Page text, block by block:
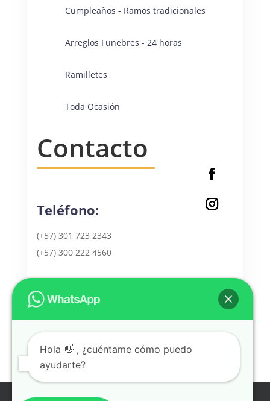
Cumpleaños - Ramos tradicionales
Arreglos Funebres - 24 horas
Ramilletes
Toda Ocasión
Contacto
Teléfono:
(+57) 301 723 2343
(+57) 300 222 4560
Correo:
Términos y Condiciones
Hola 👋 , ¿cuéntame cómo puedo
ayudarte?